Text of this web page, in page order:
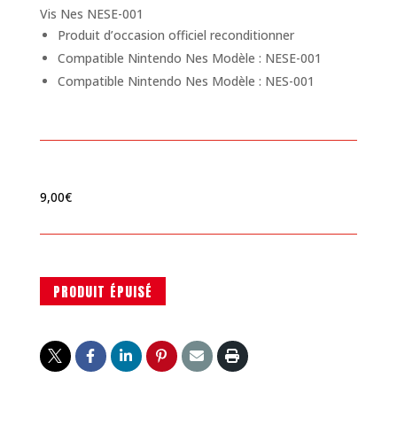
Vis Nes NESE-001
Produit d’occasion officiel reconditionner
Compatible Nintendo Nes Modèle : NESE-001
Compatible Nintendo Nes Modèle : NES-001
9,00€
PRODUIT ÉPUISÉ